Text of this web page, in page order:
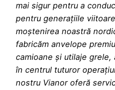
mai sigur pentru a
pentru generațiile
moștenirea noastră
fabricăm anvelope
camioane și utilaje
în centrul tuturor
nostru Vianor oferă